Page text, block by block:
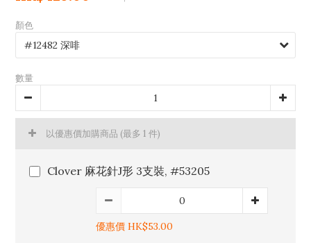
顏色
數量
以優惠價加購商品 (最多 1 件)
Clover 麻花針J形 3支裝, #53205
優惠價 HK$53.00